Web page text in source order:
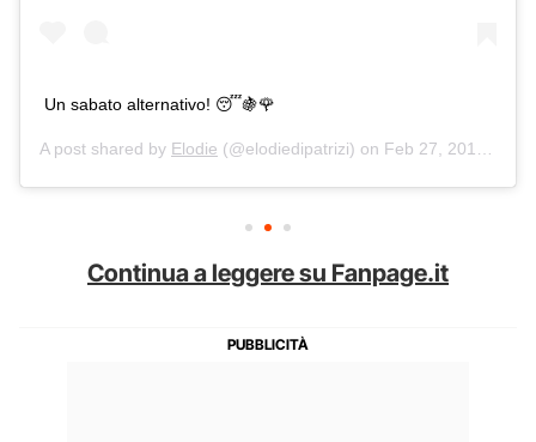
Un sabato alternativo! 😴🍇🌹
A post shared by Elodie (@elodiedipatrizi) on Feb 27, 2016 at 2:17pm PST
Continua a leggere su Fanpage.it